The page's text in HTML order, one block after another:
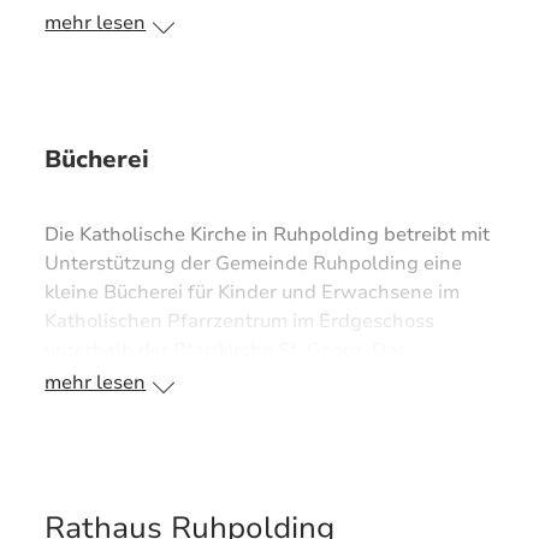
mehr lesen
Bücherei
Die Katholische Kirche in Ruhpolding betreibt mit
Unterstützung der Gemeinde Ruhpolding eine
kleine Bücherei für Kinder und Erwachsene im
Katholischen Pfarrzentrum im Erdgeschoss
Ausleihen ist kostenlos!
mehr lesen
Rathaus Ruhpolding